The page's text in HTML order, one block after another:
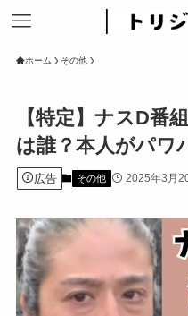
ホーム その他
【特定】ナスD番
は誰？本人がパワ
広告 その他 2025年3月